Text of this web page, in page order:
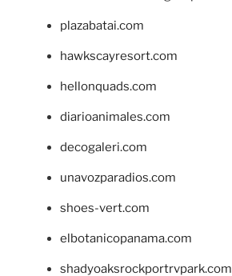
plazabatai.com
hawkscayresort.com
hellonquads.com
diarioanimales.com
decogaleri.com
unavozparadios.com
shoes-vert.com
elbotanicopanama.com
shadyoaksrockportrvpark.com